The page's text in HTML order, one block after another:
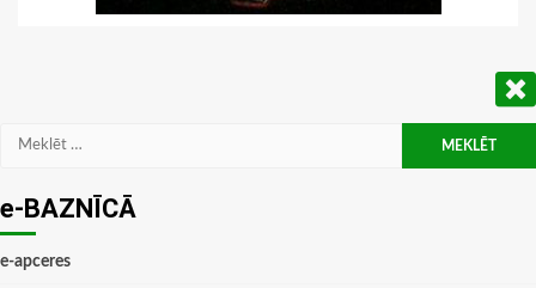
Meklēt:
e-BAZNĪCĀ
e-apceres